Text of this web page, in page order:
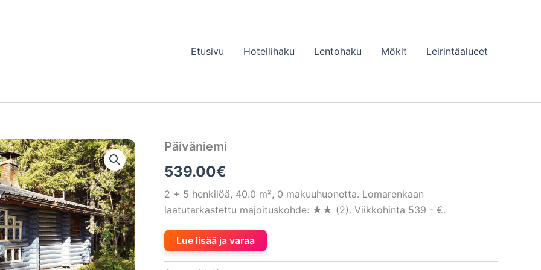
Etusivu Hotellihaku Lentohaku Mökit Leirintäalueet
Päiväniemi
539.00€
2 + 5 henkilöä, 40.0 m², 0 makuuhuonetta. Lomarenkaan
laatutarkastettu majoituskohde: ★★ (2). Viikkohinta 539 - €.
Lue lisää ja varaa